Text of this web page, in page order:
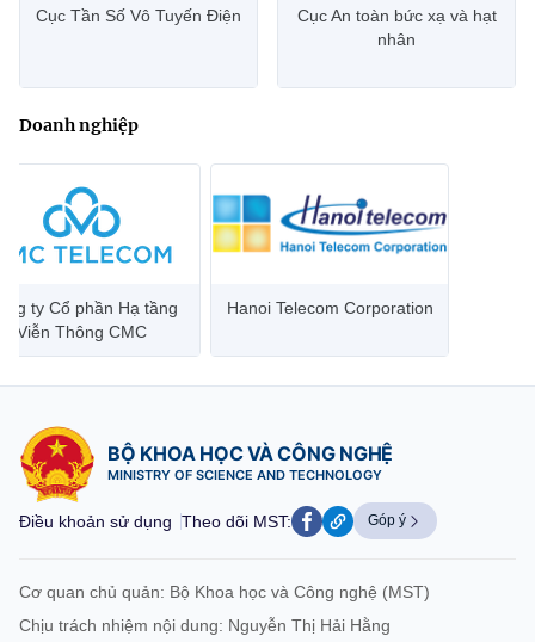
Cục Tần Số Vô Tuyến Điện
Cục An toàn bức xạ và hạt
nhân
Doanh nghiệp
ty Cổ phần Hạ tầng
Viễn Thông CMC
Hanoi Telecom Corporation
BỘ KHOA HỌC VÀ CÔNG NGHỆ
MINISTRY OF SCIENCE AND TECHNOLOGY
Điều khoản sử dụng Theo dõi MST: Góp ý
Cơ quan chủ quản: Bộ Khoa học và Công nghệ (MST)
Chịu trách nhiệm nội dung: Nguyễn Thị Hải Hằng